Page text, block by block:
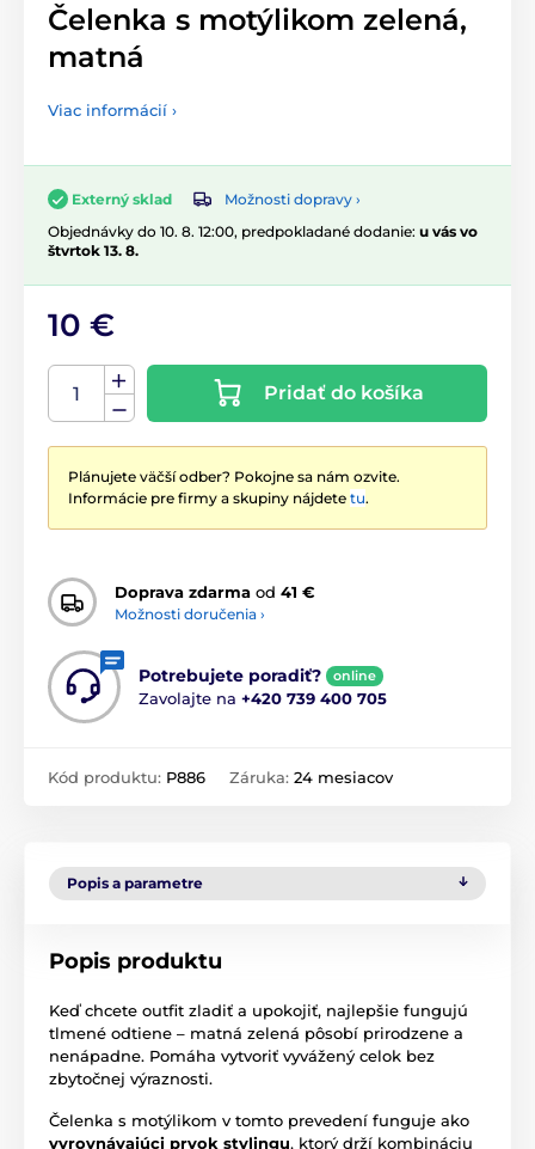
Čelenka s motýlikom zelená,
matná
Viac informácií ›
Externý sklad
Možnosti dopravy ›
Objednávky do 10. 8. 12:00, predpokladané dodanie: u vás vo
štvrtok 13. 8.
10 €
Pridať do košíka
Plánujete väčší odber? Pokojne sa nám ozvite.
Informácie pre firmy a skupiny nájdete tu.
Doprava zdarma od 41 €
Možnosti doručenia ›
Potrebujete poradiť? online
Zavolajte na +420 739 400 705
Kód produktu: P886 Záruka: 24 mesiacov
Popis a parametre
Popis produktu
Keď chcete outfit zladiť a upokojiť, najlepšie fungujú
tlmené odtiene – matná zelená pôsobí prirodzene a
nenápadne. Pomáha vytvoriť vyvážený celok bez
zbytočnej výraznosti.
Čelenka s motýlikom v tomto prevedení funguje ako
vyrovnávajúci prvok stylingu, ktorý drží kombináciu